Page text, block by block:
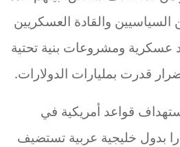
السياسيين والقادة العسكريين
عسكرية ومشروعات بنية تحتية
قدرت بمليارات الدولارات.
قواعد أمريكية في
بدول خليجية عربية تستضيف